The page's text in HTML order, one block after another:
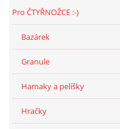
Pro ČTYŘNOŽCE :-)
Bazárek
Granule
Hamaky a pelíšky
Hračky